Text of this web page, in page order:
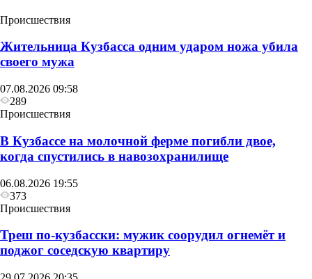
Происшествия
Жительница Кузбасса одним ударом ножа убила
своего мужа
07.08.2026 09:58
289
Происшествия
В Кузбассе на молочной ферме погибли двое,
когда спустились в навозохранилище
06.08.2026 19:55
373
Происшествия
Треш по-кузбасски: мужик соорудил огнемёт и
поджог соседскую квартиру